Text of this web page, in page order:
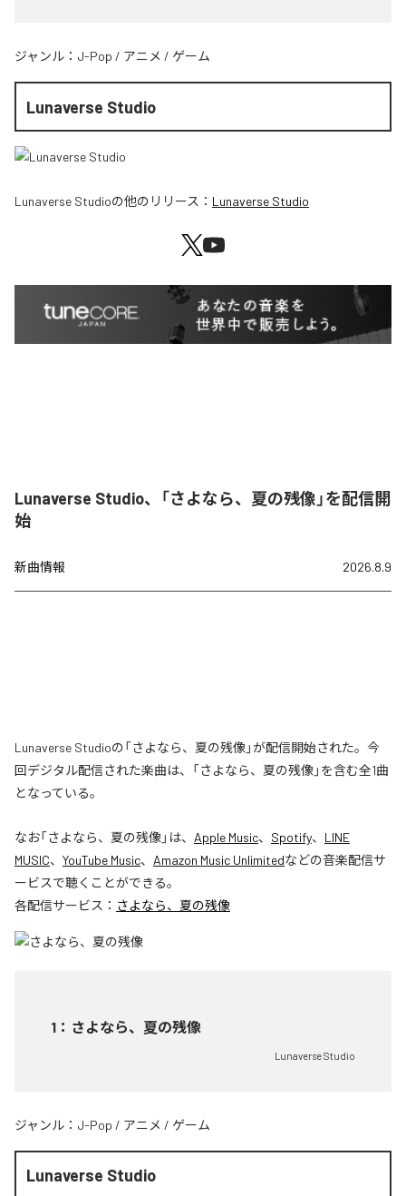
ジャンル： J-Pop / アニメ / ゲーム
Lunaverse Studio
Lunaverse Studioの他のリリース： Lunaverse Studio
Lunaverse Studio、「さよなら、夏の残像」を配信開
始
新曲情報 2026.8.9
Lunaverse Studioの「さよなら、夏の残像」が配信開始された。今
回デジタル配信された楽曲は、「さよなら、夏の残像」を含む全1曲
となっている。
なお「さよなら、夏の残像」は、 Apple Music、 Spotify、 LINE
MUSIC、 YouTube Music、 Amazon Music Unlimitedなどの音楽配信サ
ービスで聴くことができる。
各配信サービス： さよなら、夏の残像
1 ： さよなら、夏の残像
Lunaverse Studio
ジャンル： J-Pop / アニメ / ゲーム
Lunaverse Studio